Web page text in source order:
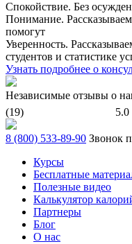
Спокойствие. Без
Понимание.
помогут
Уверенность.
студентов и статистике
Узнать подробнее о
Независимые отзывы о
(19)
5.0
8 (800) 533-89-90 Звонок
Курсы
Бесплатные
Полезные видео
Калькулятор
Партнеры
Блог
О нас